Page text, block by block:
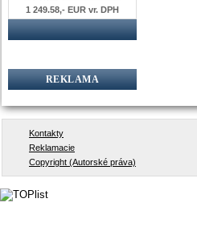
1 249.58,- EUR vr. DPH
REKLAMA
Kontakty
Reklamacie
Copyright (Autorské práva)